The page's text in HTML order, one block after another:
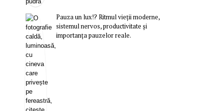
Pauza un lux!? Ritmul vieții moderne,
sistemul nervos, productivitate și
importanța pauzelor reale.